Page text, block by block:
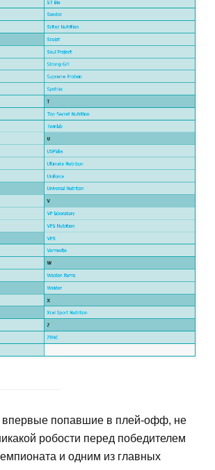
впервые попавшие в плей-офф, не
робости перед победителем
и одним из главных